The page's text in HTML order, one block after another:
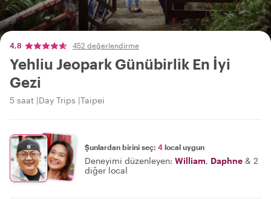
4,8 452 değerlendirme
Yehliu Jeopark Günübirlik En İyi
Gezi
5 saat Day Trips Taipei
Şunlardan birini seç: 4 local uygun
Deneyimi düzenleyen: William, Daphne & 2
diğer local